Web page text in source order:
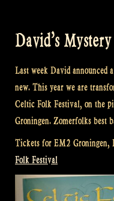
David’s
Last week David announced
new. This year we are
Celtic Folk Festival, on the
Groningen. Zomerfolks best
Tickets for EM2 Groningen,
Folk Festival